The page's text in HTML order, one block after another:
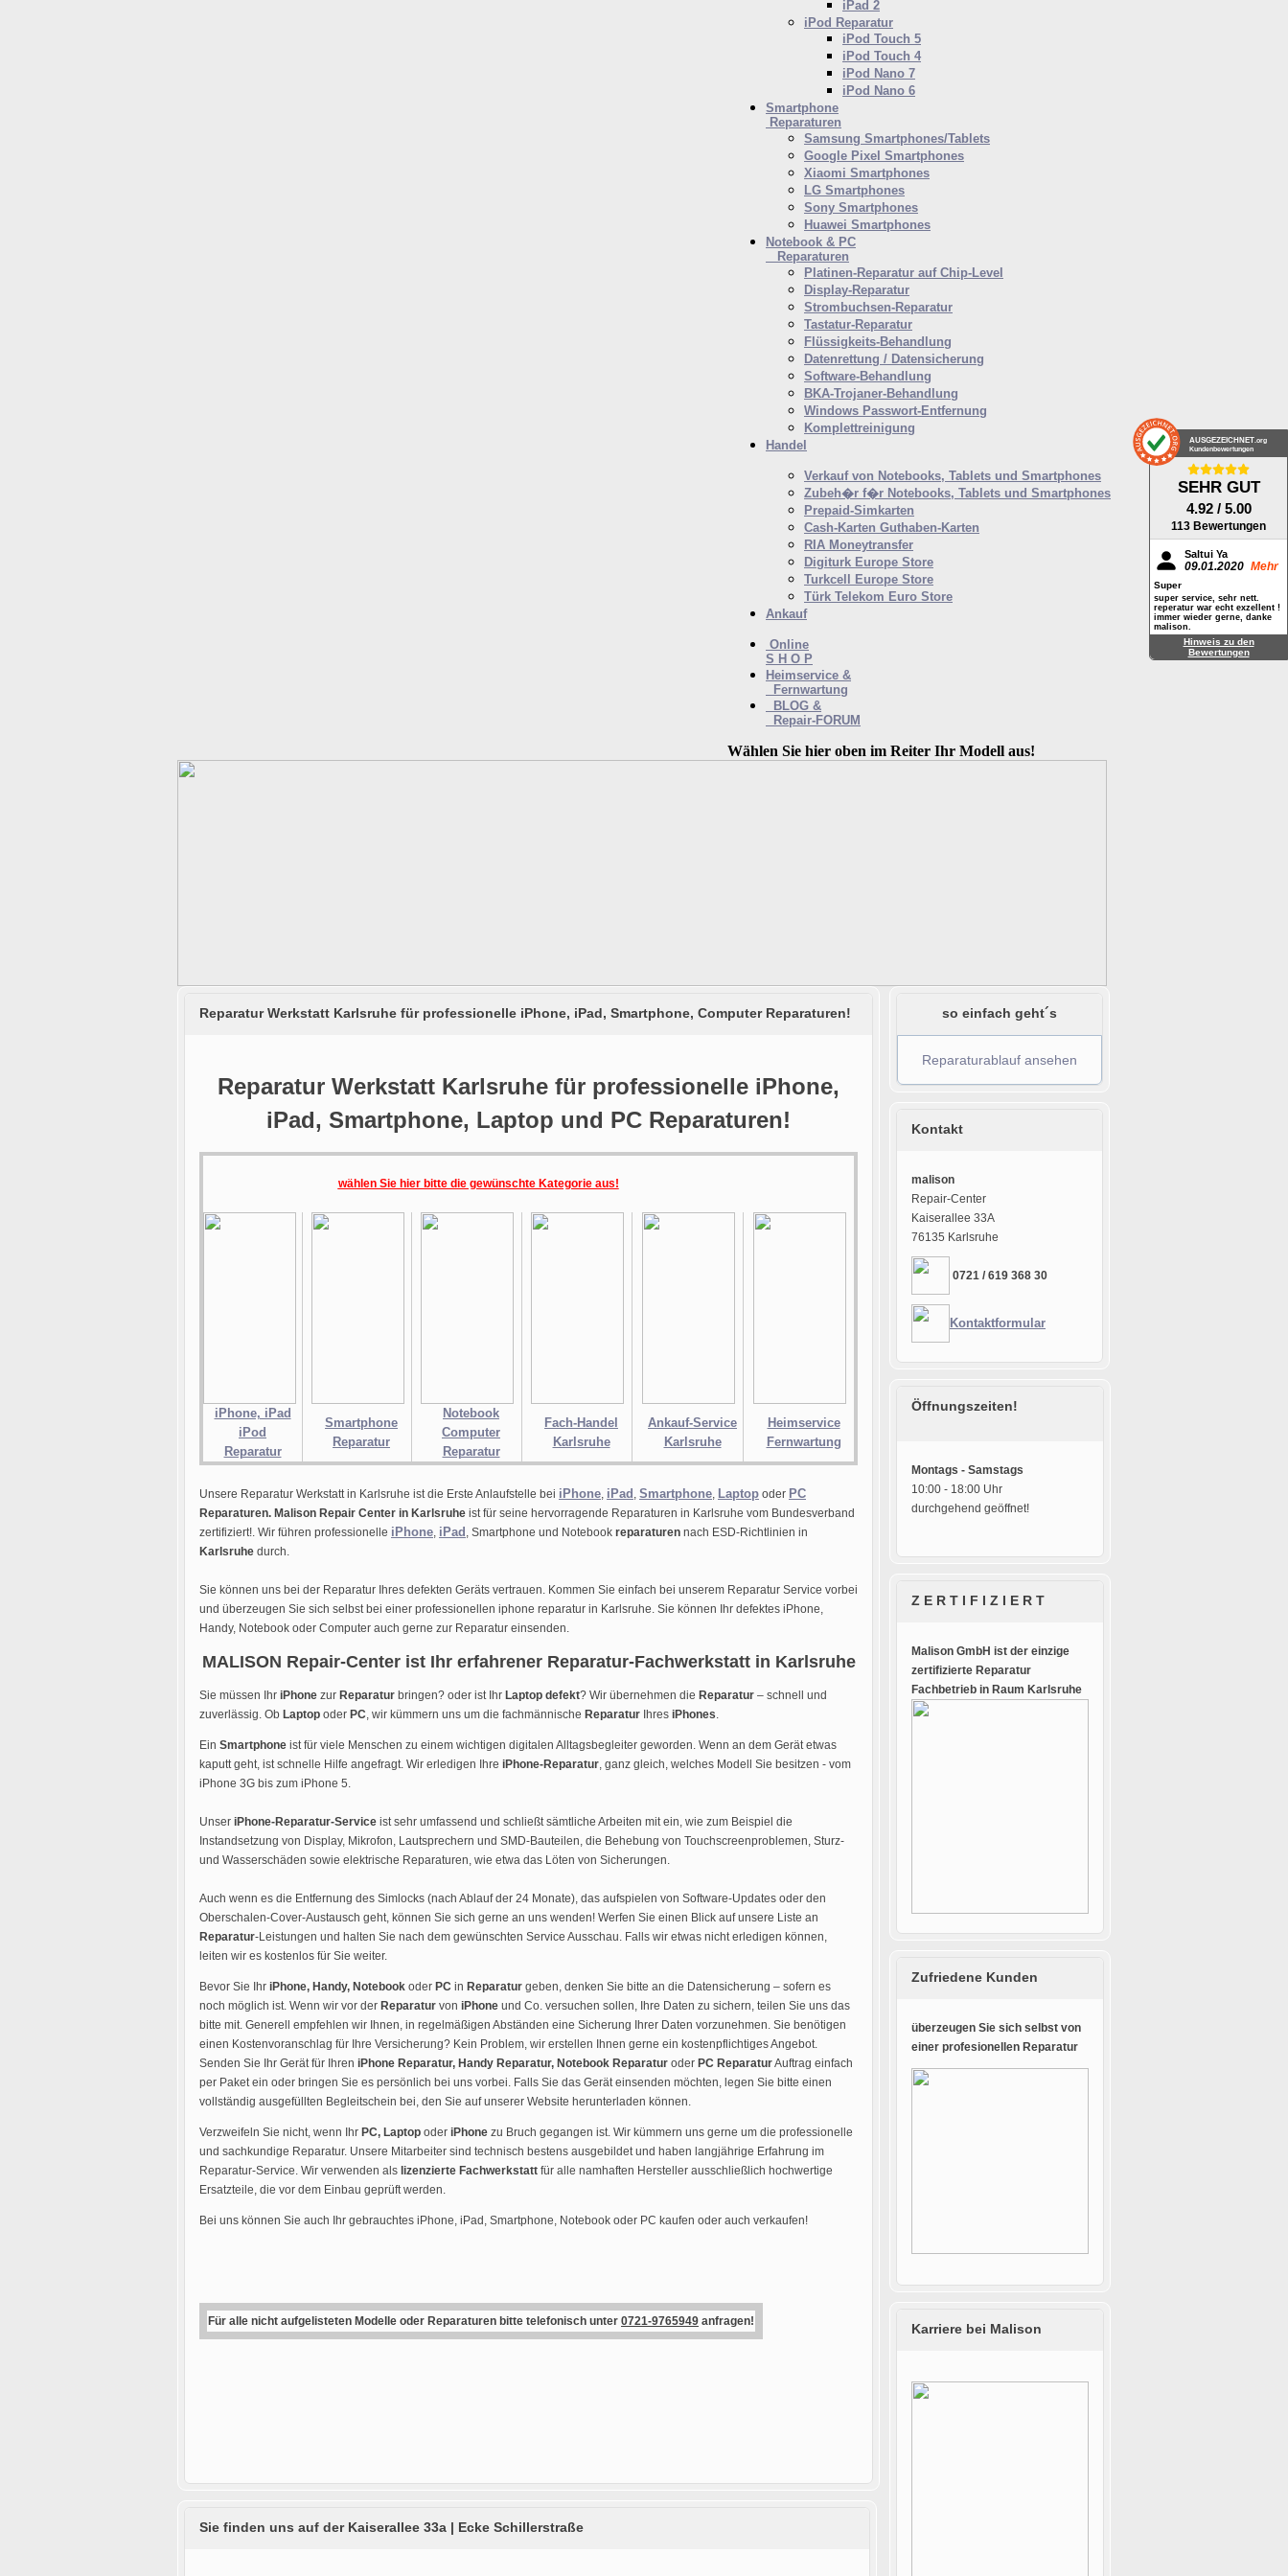
iPad 2
iPod Reparatur
iPod Touch 5
iPod Touch 4
iPod Nano 7
iPod Nano 6
Smartphone
Reparaturen
Samsung Smartphones/Tablets
Google Pixel Smartphones
Xiaomi Smartphones
LG Smartphones
Sony Smartphones
Huawei Smartphones
Notebook & PC
Reparaturen
Platinen-Reparatur auf Chip-Level
Display-Reparatur
Strombuchsen-Reparatur
Tastatur-Reparatur
Flüssigkeits-Behandlung
Datenrettung / Datensicherung
Software-Behandlung
BKA-Trojaner-Behandlung
Windows Passwort-Entfernung
Komplettreinigung
Handel
Verkauf von Notebooks, Tablets und Smartphones
Zubeh�r f�r Notebooks, Tablets und Smartphones
Prepaid-Simkarten
Cash-Karten Guthaben-Karten
RIA Moneytransfer
Digiturk Europe Store
Turkcell Europe Store
Türk Telekom Euro Store
Ankauf
Online
S H O P
Heimservice &
Fernwartung
BLOG &
Repair-FORUM
Wählen Sie hier oben im Reiter Ihr Modell aus!
Reparatur Werkstatt Karlsruhe für professionelle iPhone, iPad, Smartphone, Computer Reparaturen!
Reparatur Werkstatt Karlsruhe für professionelle iPhone,
iPad, Smartphone, Laptop und PC Reparaturen!
wählen Sie hier bitte die gewünschte Kategorie aus!
iPhone, iPad
iPod
Reparatur
Smartphone
Reparatur
Notebook
Computer
Reparatur
Fach-Handel
Karlsruhe
Ankauf-Service
Karlsruhe
Heimservice
Fernwartung
Unsere Reparatur Werkstatt in Karlsruhe ist die Erste Anlaufstelle bei iPhone, iPad , Smartphone, Laptop oder PC
Reparaturen. Malison Repair Center in Karlsruhe ist für seine hervorragende Reparaturen in Karlsruhe vom Bundesverband
zertifiziert!. Wir führen professionelle iPhone, iPad , Smartphone und Notebook reparaturen nach ESD-Richtlinien in
Karlsruhe durch.
Sie können uns bei der Reparatur Ihres defekten Geräts vertrauen. Kommen Sie einfach bei unserem Reparatur Service vorbei
und überzeugen Sie sich selbst bei einer professionellen iphone reparatur in Karlsruhe. Sie können Ihr defektes iPhone,
Handy, Notebook oder Computer auch gerne zur Reparatur einsenden.
MALISON Repair-Center ist Ihr erfahrener Reparatur-Fachwerkstatt in Karlsruhe
Sie müssen Ihr iPhone zur Reparatur bringen? oder ist Ihr Laptop defekt? Wir übernehmen die Reparatur – schnell und
zuverlässig. Ob Laptop oder PC, wir kümmern uns um die fachmännische Reparatur Ihres iPhones.
Ein Smartphone ist für viele Menschen zu einem wichtigen digitalen Alltagsbegleiter geworden. Wenn an dem Gerät etwas
kaputt geht, ist schnelle Hilfe angefragt. Wir erledigen Ihre iPhone-Reparatur, ganz gleich, welches Modell Sie besitzen - vom
iPhone 3G bis zum iPhone 5.
Unser iPhone-Reparatur-Service ist sehr umfassend und schließt sämtliche Arbeiten mit ein, wie zum Beispiel die
Instandsetzung von Display, Mikrofon, Lautsprechern und SMD-Bauteilen, die Behebung von Touchscreenproblemen, Sturz-
und Wasserschäden sowie elektrische Reparaturen, wie etwa das Löten von Sicherungen.
Auch wenn es die Entfernung des Simlocks (nach Ablauf der 24 Monate), das aufspielen von Software-Updates oder den
Oberschalen-Cover-Austausch geht, können Sie sich gerne an uns wenden! Werfen Sie einen Blick auf unsere Liste an
Reparatur-Leistungen und halten Sie nach dem gewünschten Service Ausschau. Falls wir etwas nicht erledigen können,
leiten wir es kostenlos für Sie weiter.
Bevor Sie Ihr iPhone, Handy, Notebook oder PC in Reparatur geben, denken Sie bitte an die Datensicherung – sofern es
noch möglich ist. Wenn wir vor der Reparatur von iPhone und Co. versuchen sollen, Ihre Daten zu sichern, teilen Sie uns das
bitte mit. Generell empfehlen wir Ihnen, in regelmäßigen Abständen eine Sicherung Ihrer Daten vorzunehmen. Sie benötigen
einen Kostenvoranschlag für Ihre Versicherung? Kein Problem, wir erstellen Ihnen gerne ein kostenpflichtiges Angebot.
Senden Sie Ihr Gerät für Ihren iPhone Reparatur, Handy Reparatur, Notebook Reparatur oder PC ReparaturAuftrag einfach
per Paket ein oder bringen Sie es persönlich bei uns vorbei. Falls Sie das Gerät einsenden möchten, legen Sie bitte einen
vollständig ausgefüllten Begleitschein bei, den Sie auf unserer Website herunterladen können.
Verzweifeln Sie nicht, wenn Ihr PC, Laptop oder iPhone zu Bruch gegangen ist. Wir kümmern uns gerne um die professionelle
und sachkundige Reparatur. Unsere Mitarbeiter sind technisch bestens ausgebildet und haben langjährige Erfahrung im
Reparatur-Service. Wir verwenden als lizenzierte Fachwerkstatt für alle namhaften Hersteller ausschließlich hochwertige
Ersatzteile, die vor dem Einbau geprüft werden.
Bei uns können Sie auch Ihr gebrauchtes iPhone, iPad, Smartphone, Notebook oder PC kaufen oder auch verkaufen!
Für alle nicht aufgelisteten Modelle oder Reparaturen bitte telefonisch unter 0721-9765949 anfragen!
Sie finden uns auf der Kaiserallee 33a | Ecke Schillerstraße
so einfach geht´s
Reparaturablauf ansehen
Kontakt
malison
Repair-Center
Kaiserallee 33A
76135 Karlsruhe
0721 / 619 368 30
Kontaktformular
Öffnungszeiten!
Montags - Samstags
10:00 - 18:00 Uhr
durchgehend geöffnet!
Z E R T I F I Z I E R T
Malison GmbH ist der einzige
zertifizierte Reparatur
Fachbetrieb in Raum Karlsruhe
Zufriedene Kunden
überzeugen Sie sich selbst von
einer profesionellen Reparatur
Karriere bei Malison
AUSGEZEICHNET .org
Kundenbewertungen
SEHR GUT
4.92 / 5.00
113 Bewertungen
Saltui Ya
09.01.2020 Mehr
Super
super service, sehr nett.
reperatur war echt exzellent !
immer wieder gerne, danke
malison.
Hinweis zu den
Bewertungen